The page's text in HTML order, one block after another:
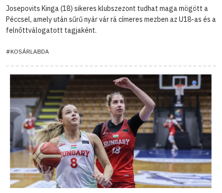
Josepovits Kinga (18) sikeres klubszezont tudhat maga mögött a
Péccsel, amely után sűrű nyár vár rá címeres mezben az U18-as és a
felnőttválogatott tagjaként.
#KOSÁRLABDA